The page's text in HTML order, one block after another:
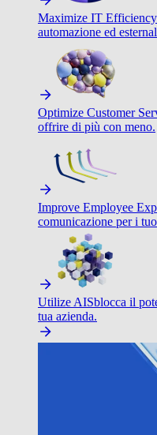
Maximize IT Efficiency
automazione ed
Optimize Customer
offrire di più con meno.
Improve Employee
comunicazione per i
Utilize AISblocca il
tua azienda.